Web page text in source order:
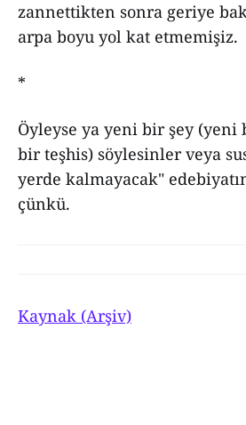
zannettikten sonra geriye
arpa boyu yol kat etmemişiz.
*
Öyleyse ya yeni bir şey (yeni
bir teşhis) söylesinler veya
yerde kalmayacak"
çünkü.
Kaynak (Arşiv)